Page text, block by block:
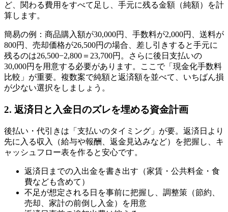
ど、関わる費用をすべて足し、手元に残る金額（純額）を計
算します。
簡易の例：商品購入額が30,000円、手数料が2,000円、送料が
800円、売却価格が26,500円の場合、差し引きすると手元に
残るのは26,500−2,800＝23,700円。さらに後日支払いの
30,000円を用意する必要があります。ここで「現金化手数料
比較」が重要。複数案で純額と返済額を並べて、いちばん損
が少ない選択をしましょう。
2. 返済日と入金日のズレを埋める資金計画
後払い・代引きは「支払いのタイミング」が要。返済日より
先に入る収入（給与や報酬、返金見込みなど）を把握し、キ
ャッシュフロー表を作ると安心です。
返済日までの入出金を書き出す（家賃・公共料金・食
費なども含めて）
不足が想定される日を事前に把握し、調整策（節約、
売却、家計の前倒し入金）を用意